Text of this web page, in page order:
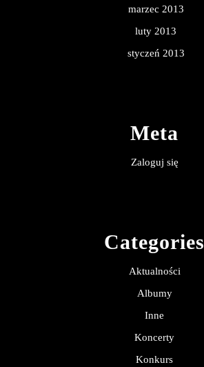
marzec 2013
luty 2013
styczeń 2013
Meta
Zaloguj się
Categories
Aktualności
Albumy
Inne
Koncerty
Konkurs